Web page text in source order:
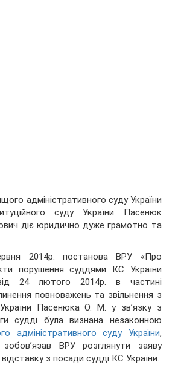
адміністративного суду України
суду України Пасенюк
діє юридично дуже грамотно та
2014р. постанова ВРУ «Про
порушення суддями КС України
24 лютого 2014р. в частині
повноважень та звільнення з
Пасенюка О. М. у зв’язку з
судді була визнана незаконною
адміністративного суду України,
ВРУ розглянути заяву
з посади судді КС України.